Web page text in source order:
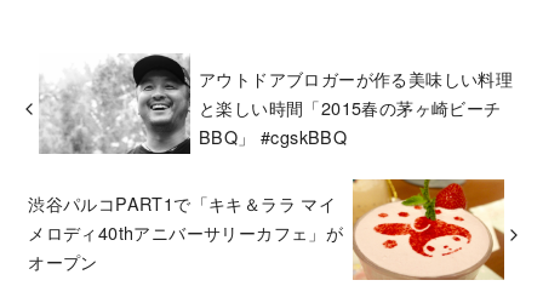
アウトドアブロガーが作る美味しい料理
と楽しい時間「2015春の茅ヶ崎ビーチ
BBQ」 #cgskBBQ
渋谷パルコPART1で「キキ＆ララ マイ
メロディ40thアニバーサリーカフェ」が
オープン